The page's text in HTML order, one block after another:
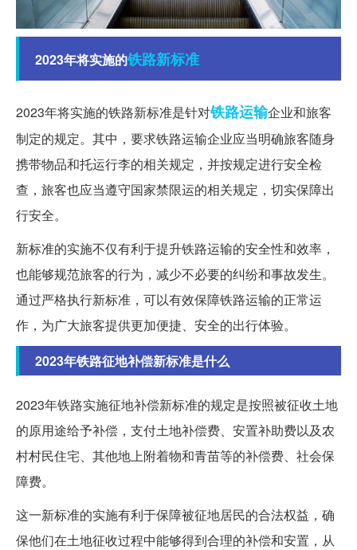
2023年将实施的铁路新标准
2023年将实施的铁路新标准是针对铁路运输企业和旅客
制定的规定。其中，要求铁路运输企业应当明确旅客随身
携带物品和托运行李的相关规定，并按规定进行安全检
查，旅客也应当遵守国家禁限运的相关规定，切实保障出
行安全。
新标准的实施不仅有利于提升铁路运输的安全性和效率，
也能够规范旅客的行为，减少不必要的纠纷和事故发生。
通过严格执行新标准，可以有效保障铁路运输的正常运
作，为广大旅客提供更加便捷、安全的出行体验。
2023年铁路征地补偿新标准是什么
2023年铁路实施征地补偿新标准的规定是按照被征收土地
的原用途给予补偿，支付土地补偿费、安置补助费以及农
村村民住宅、其他地上附着物和青苗等的补偿费、社会保
障费。
这一新标准的实施有利于保障被征地居民的合法权益，确
保他们在土地征收过程中能够得到合理的补偿和安置，从